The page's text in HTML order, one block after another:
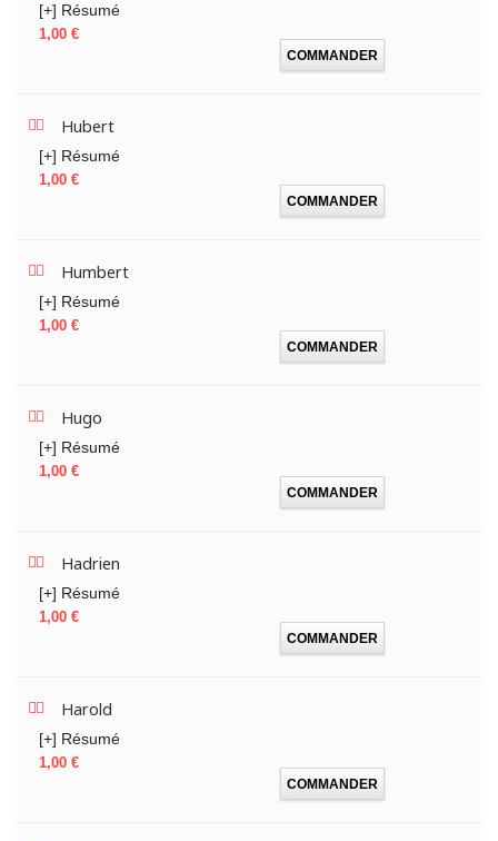
[+] Résumé
Prix
1,00 €
COMMANDER
Hubert
[+] Résumé
Prix
1,00 €
COMMANDER
Humbert
[+] Résumé
Prix
1,00 €
COMMANDER
Hugo
[+] Résumé
Prix
1,00 €
COMMANDER
Hadrien
[+] Résumé
Prix
1,00 €
COMMANDER
Harold
[+] Résumé
Prix
1,00 €
COMMANDER